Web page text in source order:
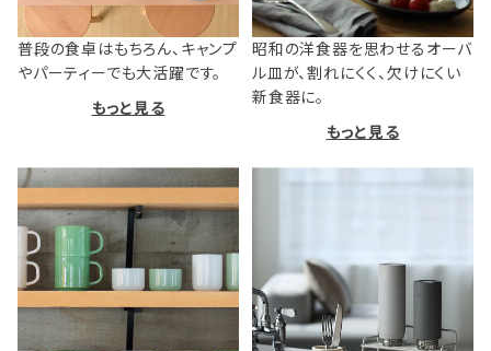
普段の食卓はもちろん、キャンプ
やパーティーでも大活躍です。
もっと見る
昭和の洋食器を思わせるオーバ
ル皿が、割れにくく、欠けにくい
新食器に。
もっと見る